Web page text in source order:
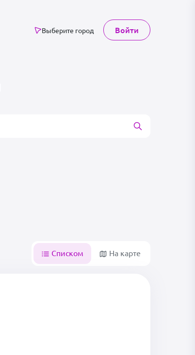
Выберите город Войти
Списком На карте